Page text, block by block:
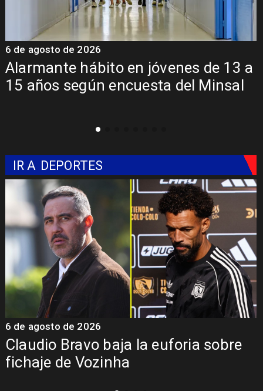
Alarmante hábito en jóvenes de 13 a
15 años según encuesta del Minsal
6 de agosto de 2026
IR A DEPORTES
Claudio Bravo baja la euforia sobre
fichaje de Vozinha
6 de agosto de 2026